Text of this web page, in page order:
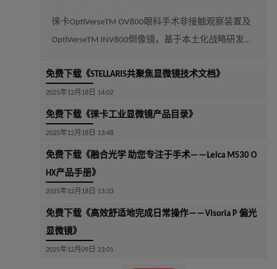
徕卡OptiVerseTM OV800眼科手术非接触观察装置及
OptiVerseTM INV800倒像镜，基于本土化战略研发制
斑双镜模块外，还可选择全焦视网膜镜模块，一镜
完成整台玻切手术。同时，我们可为您提供快速的
技术支持、维修保养与供应链服务，无后顾之忧。
免费下载《STELLARIS共聚焦显微镜技术文档》
2025年12月18日 14:02
免费下载《徕卡工业显微镜产品目录》
2025年12月18日 13:48
免费下载《融合光学 助您专注于手术——Leica M530 O
HX产品手册》
2025年12月18日 13:33
免费下载《高效舒适地完成日常操作——Visoria P 偏光
显微镜》
2025年12月09日 23:01